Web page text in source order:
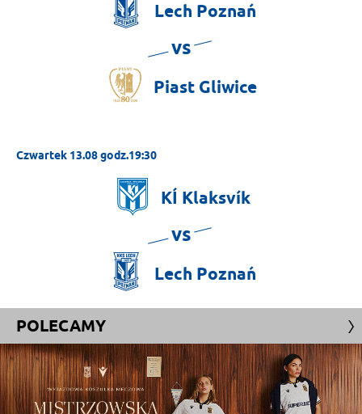
Lech Poznań
vs
Piast Gliwice
Czwartek 13.08 godz.19:30
KÍ Klaksvík
vs
Lech Poznań
POLECAMY